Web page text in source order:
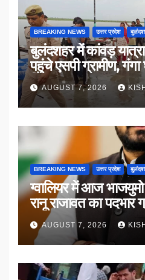
BREAKING NEWS उत्तर प्रदेश
बुलंदशहर में कांवड़
पहुंचे एसपी ग्रामीण, गंगा
किया संवाद
AUGUST 7, 2026
BREAKING NEWS उत्तर प्रदेश
ग्वालियर में आज
रानू राजावत का पदभार
AUGUST 7, 2026